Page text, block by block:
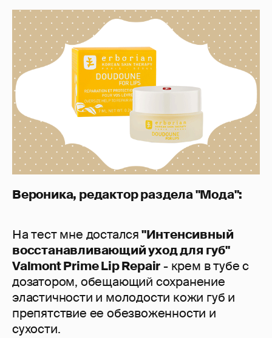
Вероника, редактор раздела "Мода":
На тест мне достался"Интенсивный
восстанавливающий уход для губ"
Valmont Prime Lip Repair- крем в тубе с
дозатором, обещающий сохранение
эластичности и молодости кожи губ и
препятствие ее обезвоженности и
сухости.